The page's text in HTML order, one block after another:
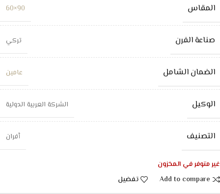
المقاس 90×60
صناعة الفرن تركي
الضمان الشامل عامين
الوكيل الشركة العربية الدولية
التصنيف أفران
غير متوفر في المخزون
Add to compare
تفضيل